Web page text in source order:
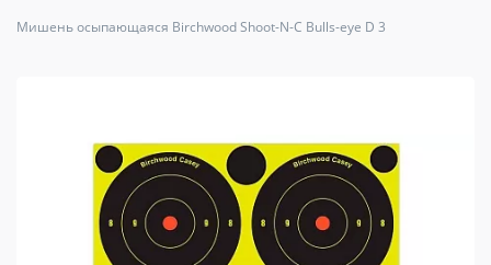
Средства для ухода за оружием
Тюнинг оружия и ЗИП
Мишень осыпающаяся Birchwood Shoot-N-C Bulls-eye D 3